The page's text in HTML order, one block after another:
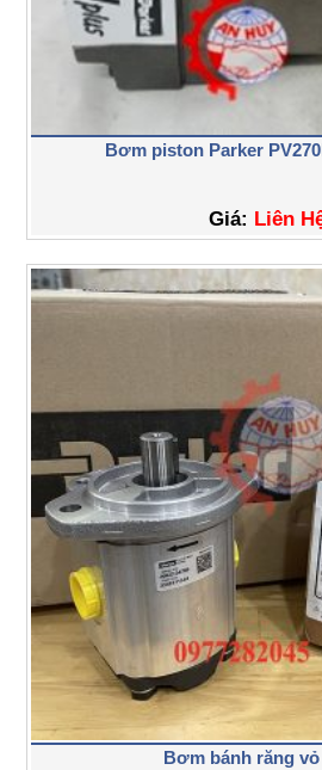
Bơm piston Parker
Giá: Liên
Bơm bánh răng